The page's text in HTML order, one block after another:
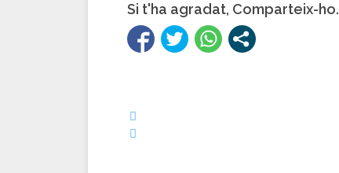
Si t'ha agradat, Comparteix-ho.